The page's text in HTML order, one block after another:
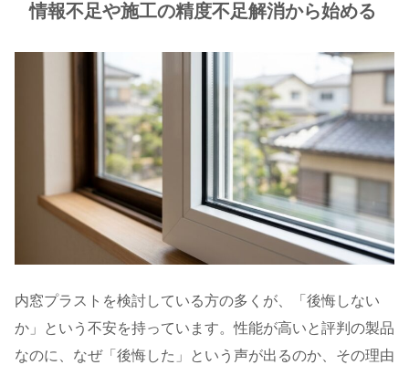
情報不足や施工の精度不足解消から始める
内窓プラストを検討している方の多くが、「後悔しない
か」という不安を持っています。性能が高いと評判の製品
なのに、なぜ「後悔した」という声が出るのか、その理由